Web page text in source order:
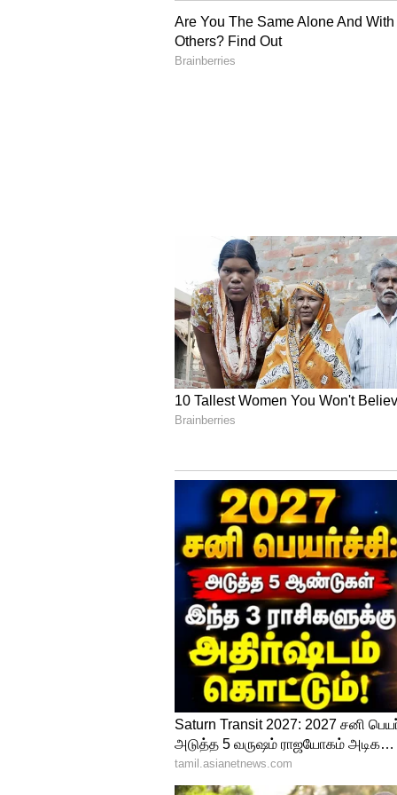
ஐந்து ஸ்டார்
இந்த டீசரின் மிகப்பெரிய
ஹீரோயின்களின் என்ட்ரி தான்.
நயன்தாரா, பாலிவுட்
சுதாரியா மற்றும்
ஆகியோர் இந்தப் படத்தின்
பட்டாளம் ஒரே படத்தில்
விஷயம். ஒவ்வொரு
திருப்பம் தரும்
தேசிய விருது பெற்ற
கட் சொல்கிறார். அவருடைய
சேர்ந்து 'டாக்ஸிக்' படத்தை ஒரு
புரொடக்‌ஷன்ஸ் மற்றும்
இணைந்து இந்தப் படத்தைத்
ரசிகர்கள் தங்கள் காலெண்டரில்
முழுவதும் வெளியாக
மட்டுமல்லாமல், ஒரு
நொறுக்கத் தயாராகிவிட்டார்.